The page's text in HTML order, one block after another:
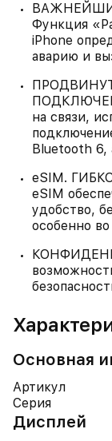
Функция
iPhone
аварию и
на связи,
Bluetooth 6,
eSIM.
eSIM
удобство,
особенно
Основная
Артикул
Серия
Дисплей